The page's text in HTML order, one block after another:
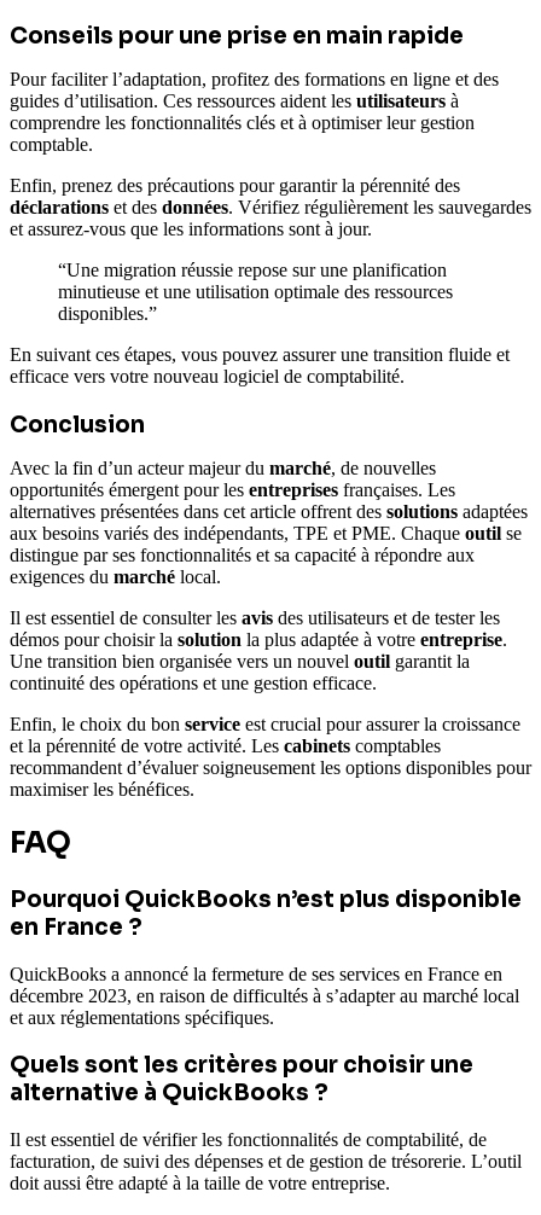
Conseils pour une prise en main rapide
Pour faciliter l’adaptation, profitez des formations en ligne et des
guides d’utilisation. Ces ressources aident les utilisateurs à
comprendre les fonctionnalités clés et à optimiser leur gestion
comptable.
Enfin, prenez des précautions pour garantir la pérennité des
déclarations et des données. Vérifiez régulièrement les sauvegardes
et assurez-vous que les informations sont à jour.
“Une migration réussie repose sur une planification
minutieuse et une utilisation optimale des ressources
disponibles.”
En suivant ces étapes, vous pouvez assurer une transition fluide et
efficace vers votre nouveau logiciel de comptabilité.
Conclusion
Avec la fin d’un acteur majeur du marché, de nouvelles
opportunités émergent pour les entreprises françaises. Les
alternatives présentées dans cet article offrent des solutions adaptées
aux besoins variés des indépendants, TPE et PME. Chaque outil se
distingue par ses fonctionnalités et sa capacité à répondre aux
exigences du marché local.
Il est essentiel de consulter les avis des utilisateurs et de tester les
démos pour choisir la solution la plus adaptée à votre entreprise.
Une transition bien organisée vers un nouvel outil garantit la
continuité des opérations et une gestion efficace.
Enfin, le choix du bon service est crucial pour assurer la croissance
et la pérennité de votre activité. Les cabinets comptables
recommandent d’évaluer soigneusement les options disponibles pour
maximiser les bénéfices.
FAQ
Pourquoi QuickBooks n’est plus disponible
en France ?
QuickBooks a annoncé la fermeture de ses services en France en
décembre 2023, en raison de difficultés à s’adapter au marché local
et aux réglementations spécifiques.
Quels sont les critères pour choisir une
alternative à QuickBooks ?
Il est essentiel de vérifier les fonctionnalités de comptabilité, de
facturation, de suivi des dépenses et de gestion de trésorerie. L’outil
doit aussi être adapté à la taille de votre entreprise.